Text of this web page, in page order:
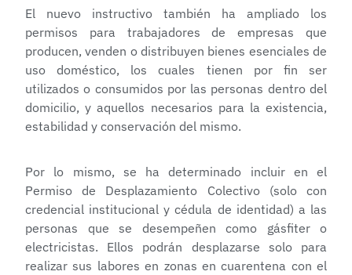
El nuevo instructivo también ha ampliado los
permisos para trabajadores de empresas que
producen, venden o distribuyen bienes esenciales de
uso doméstico, los cuales tienen por fin ser
utilizados o consumidos por las personas dentro del
domicilio, y aquellos necesarios para la existencia,
estabilidad y conservación del mismo.
Por lo mismo, se ha determinado incluir en el
Permiso de Desplazamiento Colectivo (solo con
credencial institucional y cédula de identidad) a las
personas que se desempeñen como gásfiter o
electricistas. Ellos podrán desplazarse solo para
realizar sus labores en zonas en cuarentena con el